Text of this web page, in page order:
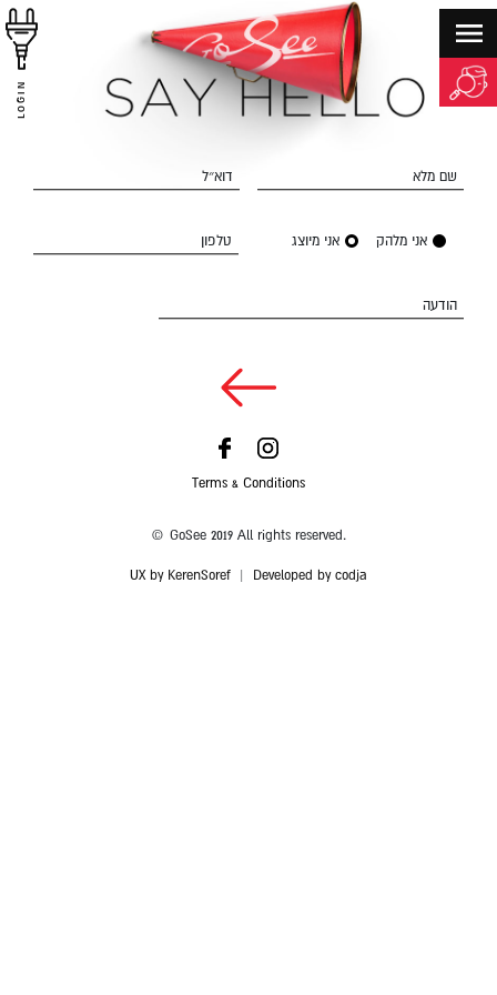
LOGIN
שם מלא דוא״ל
אני מלהק אני מיוצג טלפון
הודעה
Terms & Conditions
© GoSee 2019 All rights reserved.
UX by KerenSoref Developed by codja